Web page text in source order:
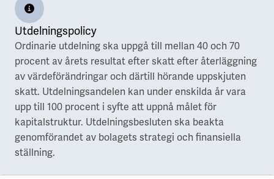
Örebro/Grythyttan
Campus Örebro
Campus Grythyttan
Umeå
Campus Umeå
Luleå
Campus Luleå
Karlstad
Upphandling
Kravportal
Aktuellt
Nyheter
Event
Press
Utveckling
Campusutveckling
Våra projekt
Utdelningspolicy
Ordinarie utdelning ska uppgå till mellan 40 och 70
procent av årets resultat efter skatt efter återläggning
av värdeförändringar och därtill hörande uppskjuten
skatt. Utdelningsandelen kan under enskilda år vara
upp till 100 procent i syfte att uppnå målet för
kapitalstruktur. Utdelningsbesluten ska beakta
genomförandet av bolagets strategi och finansiella
ställning.